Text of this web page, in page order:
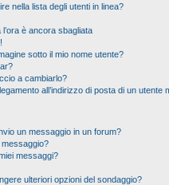
nella lista degli utenti in linea?
è ancora sbagliata
sotto il mio nome utente?
a cambiarlo?
all’indirizzo di posta di un
un messaggio in un forum?
messaggi?
ulteriori opzioni del sondaggio?